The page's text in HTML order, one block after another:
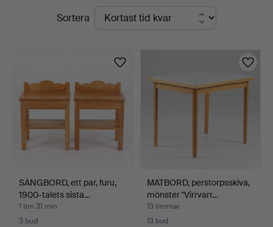
PågåendeSortera
SÄNGBORD, ett par, furu,
1900-talets sista…
1 tim 31 min
3 bud
MATBORD, perstorpsskiva,
mönster "Virrvarr…
13 timmar
13 bud